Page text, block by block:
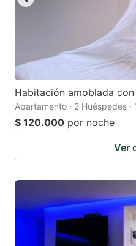
for
changing
dates.
Habitación amoblada
Apartamento · 2 Huéspedes ·
$ 120.000 por noche
Ver